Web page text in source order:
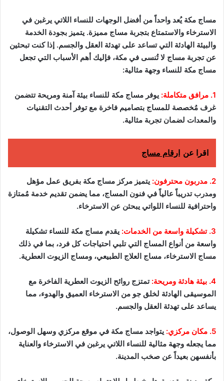
مساج مكة يُعد واحداً من أفضل الوجهات للنساء اللاتي يرغبن في
الاسترخاء والاستمتاع بتجربة مساج مميزة. يتميز بجودة الخدمة
والبيئة الهادئة التي تساعد على تهدئة العقل والجسم. إذا كنت تبحثين
عن تجربة مساج لا تُنسى في مكة، فإليك أهم الأسباب التي تجعل
مساج مكة للنساء وجهة مثالية:
1. مرافق متكاملة:
يوفر مساج مكة للنساء بيئة آمنة ومريحة تتضمن
غرف مُخصصة للمساج بتصاميم فاخرة مع توفر أحدث التقنيات
والمعدات لضمان تجربة مثالية.
اقرا عن ارقام مساج
2. مدربون محترفون:
يتميز مركز مساج مكة بفريق عمل مؤهل
ومدرب تدريباً عالياً في فنون المساج، مما يضمن تقديم خدمة مُمتازة
واحترافية للنساء اللواتي يبحثن عن الاسترخاء.
3. تشكيلة واسعة من الخدمات:
يقدم مساج مكة للنساء تشكيلة
واسعة من أنواع المساج التي تلبي احتياجات كل فرد، بما في ذلك
مساج الاسترخاء، مساج العلاج الطبيعي، ومساج الزيوت العطرية.
4. بيئة هادئة ومريحة:
تمتزج روائح الزيوت العطرية الفاخرة مع
الموسيقى الهادئة لخلق جو من الاسترخاء العميق والهدوء، مما
يساعد على تهدئة العقل والجسم.
5. مكان مركزي:
يتواجد مساج مكة في موقع مركزي وسهل الوصول،
مما يجعله وجهة مثالية للنساء اللاتي يرغبن في الاسترخاء والعناية
بأنفسهن بعيداً عن صخب المدينة.